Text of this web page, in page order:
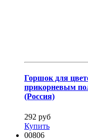
Горшок для
прикорневым
(Россия)
292 руб
Купить
00806